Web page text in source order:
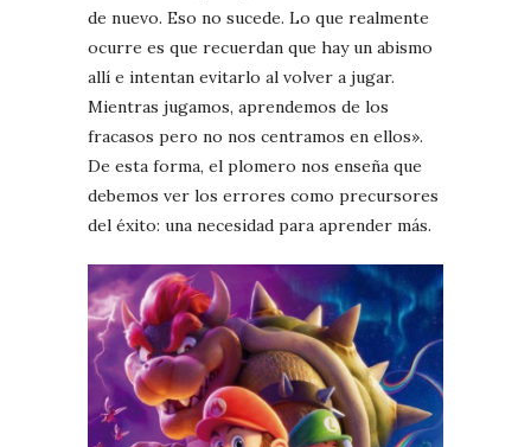
de nuevo. Eso no sucede. Lo que realmente
ocurre es que recuerdan que hay un abismo
allí e intentan evitarlo al volver a jugar.
Mientras jugamos, aprendemos de los
fracasos pero no nos centramos en ellos».
De esta forma, el plomero nos enseña que
debemos ver los errores como precursores
del éxito: una necesidad para aprender más.